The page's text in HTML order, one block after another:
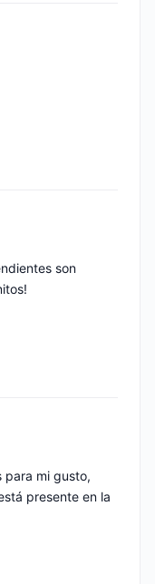
son
para mi gusto,
presente en la